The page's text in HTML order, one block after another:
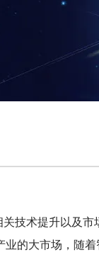
术提升以及市
业的大市场，随